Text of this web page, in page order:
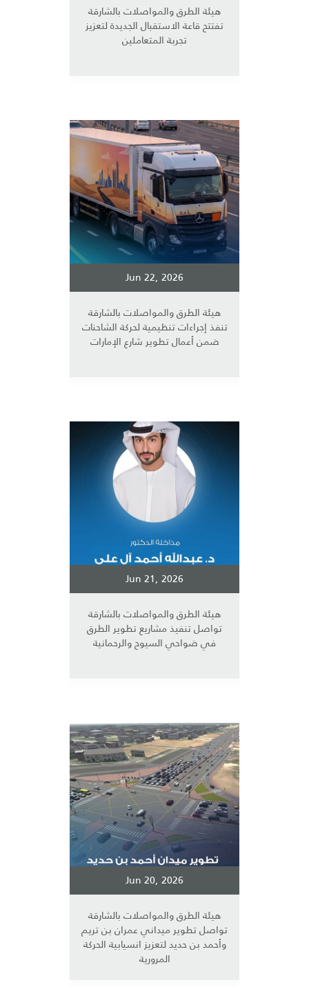
هيئة الطرق والمواصلات بالشارقة
تفتتح قاعة الاستقبال الجديدة لتعزيز
تجربة المتعاملين
Jun 22, 2026
هيئة الطرق والمواصلات بالشارقة
تنفذ إجراءات تنظيمية لحركة الشاحنات
ضمن أعمال تطوير شارع الإمارات
Jun 21, 2026
هيئة الطرق والمواصلات بالشارقة
تواصل تنفيذ مشاريع تطوير الطرق
في ضواحي السيوح والرحمانية
Jun 20, 2026
هيئة الطرق والمواصلات بالشارقة
تواصل تطوير ميداني عمران بن تريم
وأحمد بن حديد لتعزيز انسيابية الحركة
المرورية